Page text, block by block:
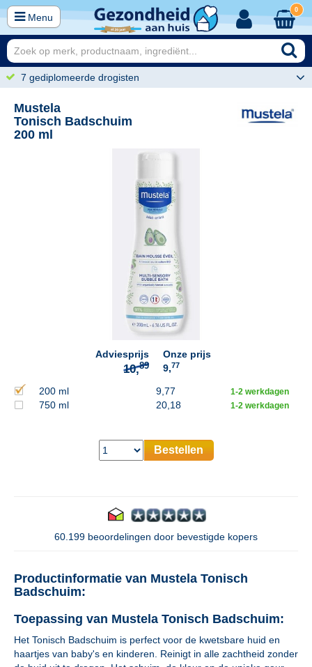
Menu
0
7 gediplomeerde drogisten
Mustela
Tonisch Badschuim
200 ml
Adviesprijs
Onze prijs
9,77
200 ml 9,77 1-2 werkdagen
750 ml 20,18 1-2 werkdagen
Bestellen
60.199 beoordelingen door bevestigde kopers
Productinformatie van Mustela Tonisch
Badschuim:
Toepassing van Mustela Tonisch Badschuim:
Het Tonisch Badschuim is perfect voor de kwetsbare huid en
haartjes van baby's en kinderen. Reinigt in alle zachtheid zonder